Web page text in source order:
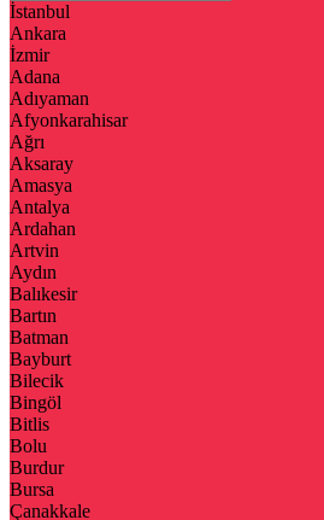
İstanbul
Ankara
İzmir
Adana
Adıyaman
Afyonkarahisar
Ağrı
Aksaray
Amasya
Antalya
Ardahan
Artvin
Aydın
Balıkesir
Bartın
Batman
Bayburt
Bilecik
Bingöl
Bitlis
Bolu
Burdur
Bursa
Çanakkale